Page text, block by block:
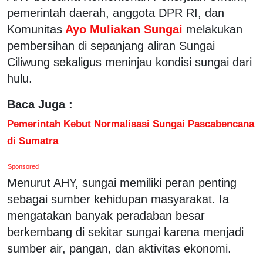
pemerintah daerah, anggota DPR RI, dan
Komunitas Ayo Muliakan Sungai melakukan
pembersihan di sepanjang aliran Sungai
Ciliwung sekaligus meninjau kondisi sungai dari
hulu.
Baca Juga :
Pemerintah Kebut Normalisasi Sungai Pascabencana
di Sumatra
Sponsored
Menurut AHY, sungai memiliki peran penting
sebagai sumber kehidupan masyarakat. Ia
mengatakan banyak peradaban besar
berkembang di sekitar sungai karena menjadi
sumber air, pangan, dan aktivitas ekonomi.